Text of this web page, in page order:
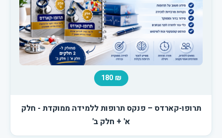
₪ 180
תרופו-קארדס – פנקס תרופות ללמידה ממוקדת - חלק
א' + חלק ב'